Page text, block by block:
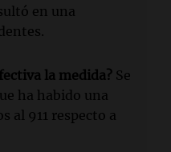
en una
la medida? Se
ha habido una
al 911 respecto a